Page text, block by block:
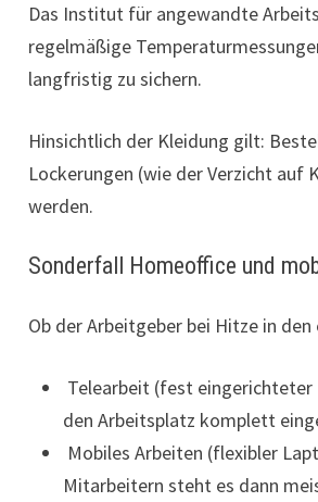
Das Institut für angewandte
regelmäßige
langfristig zu sichern.
Hinsichtlich der Kleidung gilt:
Lockerungen (wie der Verzicht
werden.
Sonderfall Homeoffice und
Ob der Arbeitgeber bei Hitze in
Telearbeit (fest
den Arbeitsplatz komplett
Mobiles Arbeiten (flexibler
Mitarbeitern steht es dann